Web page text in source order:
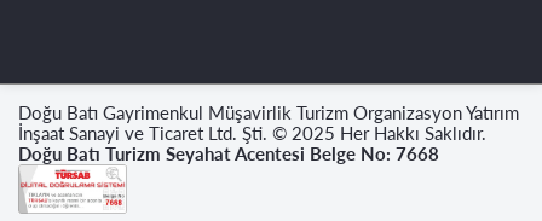
Doğu Batı Gayrimenkul Müşavirlik Turizm Organizasyon Yatırım
İnşaat Sanayi ve Ticaret Ltd. Şti. © 2025 Her Hakkı Saklıdır.
Doğu Batı Turizm Seyahat Acentesi Belge No: 7668